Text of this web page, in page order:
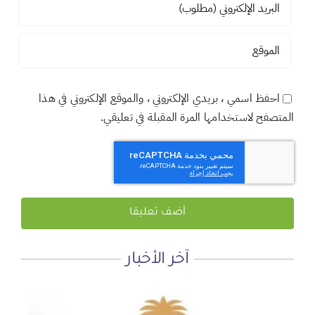
آخر الأخبار
أجتاحني الخريف .. و أعادني الربيع
احفظ اسمي ، بريدي الإلكتروني ، والموقع الإلكتروني في هذا
المتصفح لاستخدامها المرة المقبلة في تعليقي.